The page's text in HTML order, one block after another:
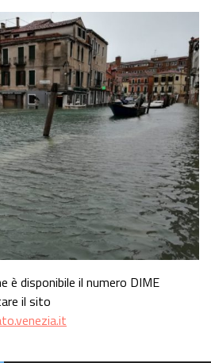
è disponibile il numero DIME
il sito